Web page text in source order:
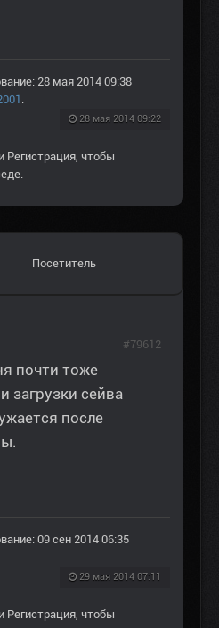
28 мая 2014 09:38
.
28 мая 2014 09:22
Регистрация, чтобы
Посетитель
почти тоже
загрузки сейва
после
09 сен 2014 06:35
29 мая 2014 07:11
#79612
Регистрация, чтобы